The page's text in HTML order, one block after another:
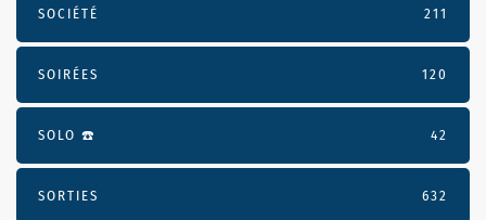
SOCIÉTÉ 211
SOIRÉES 120
SOLO ☎️ 42
SORTIES 632